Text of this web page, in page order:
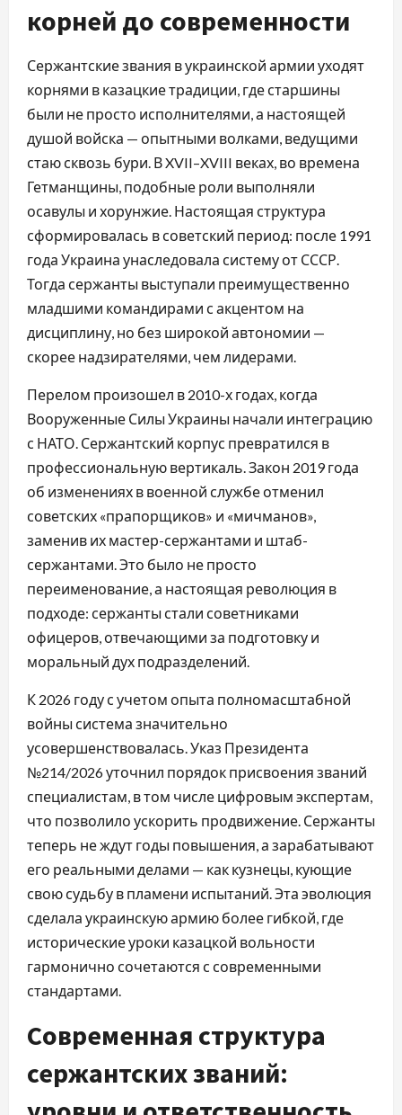
корней до современности
Сержантские звания в украинской армии уходят
корнями в казацкие традиции, где старшины
были не просто исполнителями, а настоящей
душой войска — опытными волками, ведущими
стаю сквозь бури. В XVII–XVIII веках, во времена
Гетманщины, подобные роли выполняли
осавулы и хорунжие. Настоящая структура
сформировалась в советский период: после 1991
года Украина унаследовала систему от СССР.
Тогда сержанты выступали преимущественно
младшими командирами с акцентом на
дисциплину, но без широкой автономии —
скорее надзирателями, чем лидерами.
Перелом произошел в 2010-х годах, когда
Вооруженные Силы Украины начали интеграцию
с НАТО. Сержантский корпус превратился в
профессиональную вертикаль. Закон 2019 года
об изменениях в военной службе отменил
советских «прапорщиков» и «мичманов»,
заменив их мастер-сержантами и штаб-
сержантами. Это было не просто
переименование, а настоящая революция в
подходе: сержанты стали советниками
офицеров, отвечающими за подготовку и
моральный дух подразделений.
К 2026 году с учетом опыта полномасштабной
войны система значительно
усовершенствовалась. Указ Президента
№214/2026 уточнил порядок присвоения званий
специалистам, в том числе цифровым экспертам,
что позволило ускорить продвижение. Сержанты
теперь не ждут годы повышения, а зарабатывают
его реальными делами — как кузнецы, кующие
свою судьбу в пламени испытаний. Эта эволюция
сделала украинскую армию более гибкой, где
исторические уроки казацкой вольности
гармонично сочетаются с современными
стандартами.
Современная структура
сержантских званий: